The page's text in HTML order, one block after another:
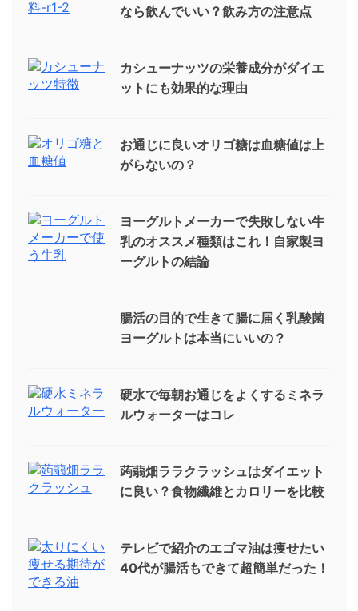
なら飲んでいい？飲み方の注意点
カシューナッツの栄養成分がダイエ
ットにも効果的な理由
お通じに良いオリゴ糖は血糖値は上
がらないの？
ヨーグルトメーカーで失敗しない牛
乳のオススメ種類はこれ！自家製ヨ
ーグルトの結論
腸活の目的で生きて腸に届く乳酸菌
ヨーグルトは本当にいいの？
硬水で毎朝お通じをよくするミネラ
ルウォーターはコレ
蒟蒻畑ララクラッシュはダイエット
に良い？食物繊維とカロリーを比較
テレビで紹介のエゴマ油は痩せたい
40代が腸活もできて超簡単だった！